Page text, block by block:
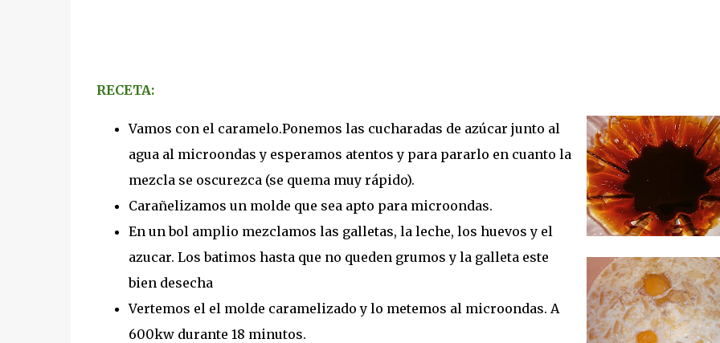
RECETA:
Vamos con el caramelo.Ponemos las cucharadas de azúcar junto al
agua al microondas y esperamos atentos y para pararlo en cuanto la
mezcla se oscurezca (se quema muy rápido).
Carañelizamos un molde que sea apto para microondas.
En un bol amplio mezclamos las galletas, la leche, los huevos y el
azucar. Los batimos hasta que no queden grumos y la galleta este
bien desecha
Vertemos el el molde caramelizado y lo metemos al microondas. A
600kw durante 18 minutos.